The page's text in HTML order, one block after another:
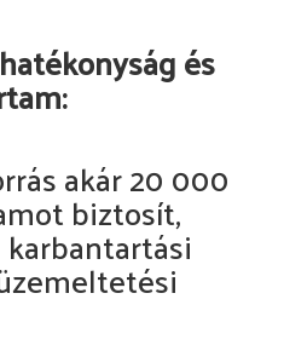
és
akár 20 000
biztosít,